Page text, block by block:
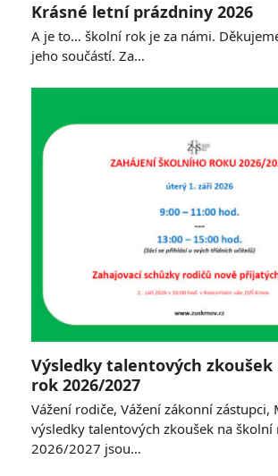
Krásné letní prázdniny 2026
A je to… školní rok je za námi.
jeho součástí. Za…
Výsledky talentových zkoušek
rok 2026/2027
Vážení rodiče, Vážení zákonní zástupci,
výsledky talentových zkoušek na školní
2026/2027 jsou…